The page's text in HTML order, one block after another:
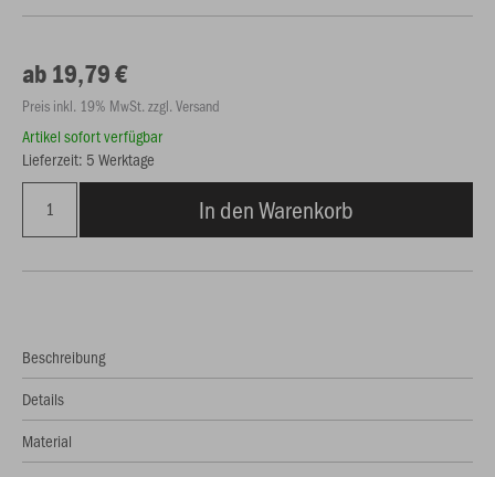
ab 19,79 €
Preis inkl. 19% MwSt. zzgl. Versand
Artikel sofort verfügbar
Lieferzeit: 5 Werktage
In den Warenkorb
Beschreibung
Details
Material